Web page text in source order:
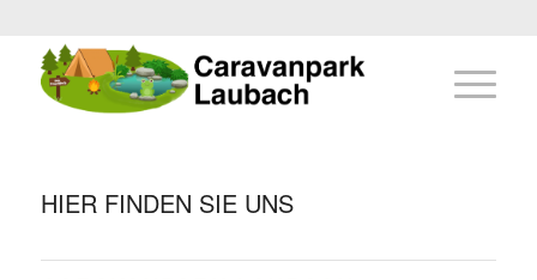
HIER FINDEN SIE UNS